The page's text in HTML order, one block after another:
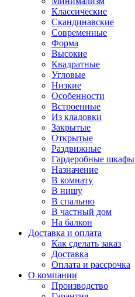
Классические
Скандинавские
Современные
Форма
Высокие
Квадратные
Угловые
Низкие
Особенности
Встроенные
Из кладовки
Закрытые
Открытые
Раздвижные
Гардеробные шкафы
Назначение
В комнату
В нишу
В спальню
В частный дом
На балкон
Доставка и оплата
Как сделать заказ
Доставка
Оплата и рассрочка
О компании
Производство